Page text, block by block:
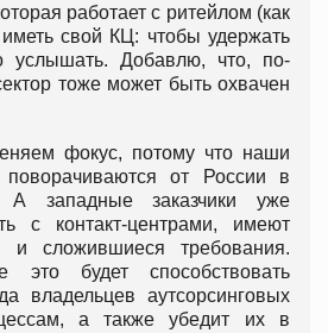
работает с ритейлом (как
свой КЦ: чтобы удержать
услышать. Добавлю, что, по-
тоже может быть охвачен
фокус, потому что наши
от России в
А западные заказчики уже
с контакт-центрами, имеют
и сложившиеся требования.
будет способствовать
владельцев аутсорсинговых
а также убедит их в